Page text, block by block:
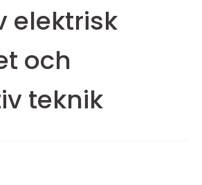
elektrisk
och
teknik